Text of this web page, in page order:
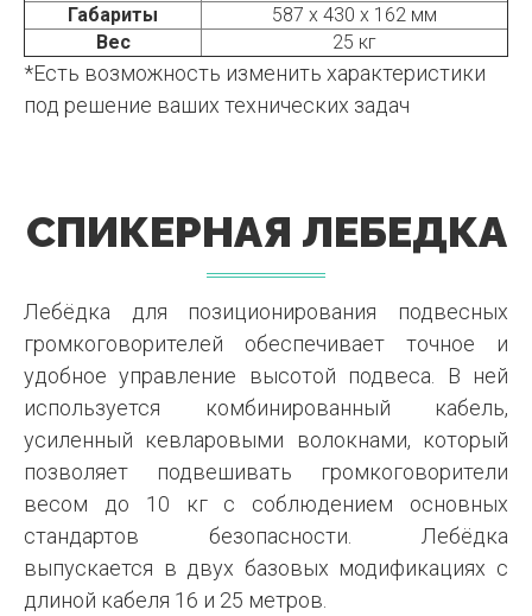
Габариты
587 х 430 х 162 мм
Вес
25 кг
*Есть возможность изменить характеристики
под решение ваших технических задач
СПИКЕРНАЯ ЛЕБЕДКА
Лебёдка для позиционирования подвесных
громкоговорителей обеспечивает точное и
удобное управление высотой подвеса. В ней
используется комбинированный кабель,
усиленный кевларовыми волокнами, который
позволяет подвешивать громкоговорители
весом до 10 кг с соблюдением основных
стандартов безопасности. Лебёдка
выпускается в двух базовых модификациях с
длиной кабеля 16 и 25 метров.